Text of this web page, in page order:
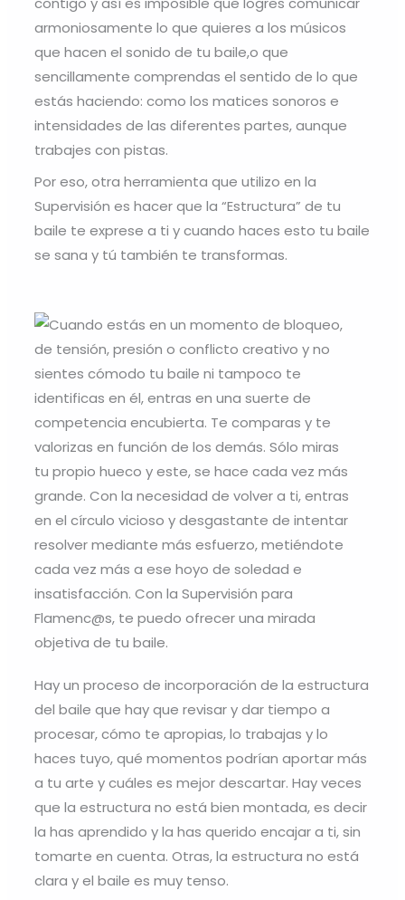
armoniosamente lo que quieres a los músicos
que hacen el sonido de tu baile,o que
sencillamente comprendas el sentido de lo que
estás haciendo: como los matices sonoros e
intensidades de las diferentes partes, aunque
trabajes con pistas.
Por eso, otra herramienta que utilizo en la
Supervisión es hacer que la “Estructura” de tu
baile te exprese a ti y cuando haces esto tu baile
se sana y tú también te transformas.
Hay un proceso de incorporación de la estructura
del baile que hay que revisar y dar tiempo a
procesar, cómo te apropias, lo trabajas y lo
haces tuyo, qué momentos podrían aportar más
a tu arte y cuáles es mejor descartar. Hay veces
que la estructura no está bien montada, es decir
la has aprendido y la has querido encajar a ti, sin
tomarte en cuenta. Otras, la estructura no está
clara y el baile es muy tenso.